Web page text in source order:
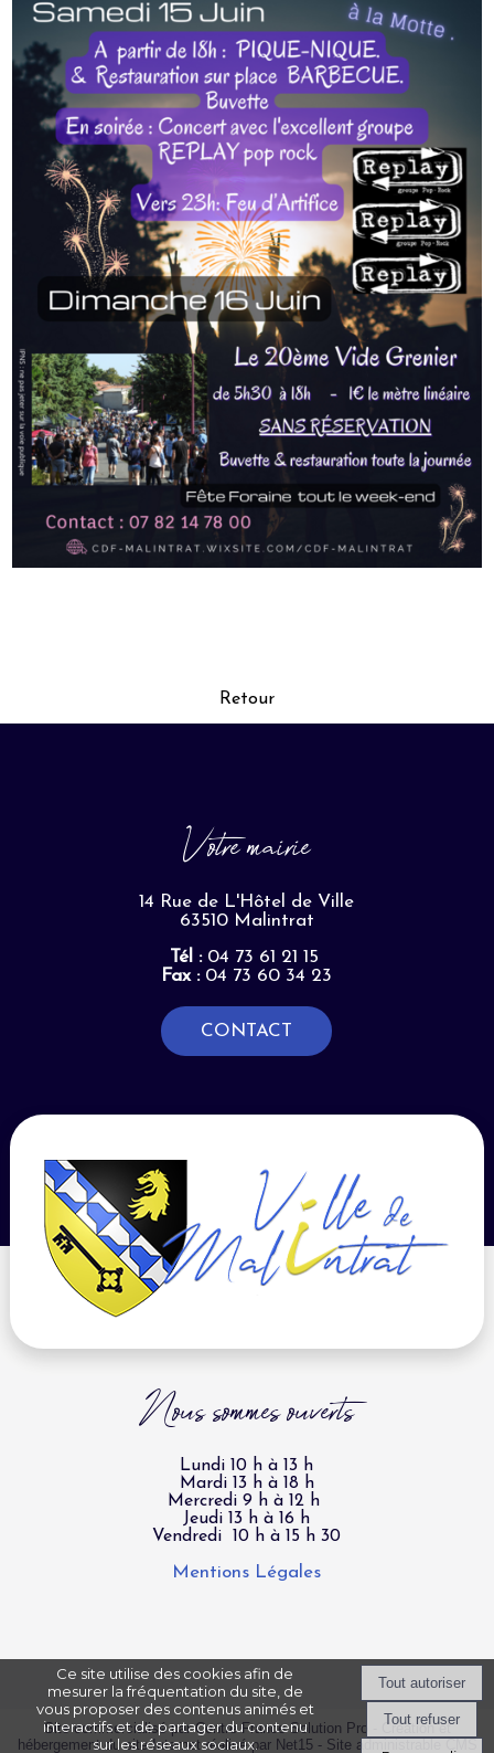
Retour
Votre mairie
14 Rue de L'Hôtel de Ville
63510 Malintrat
Tél :04 73 61 21 15
Fax :04 73 60 34 23
CONTACT
Nous sommes ouverts
Lundi 10 h à 13 h
Mardi 13 h à 18 h
Mercredi 9 h à 12 h
Jeudi 13 h à 16 h
Vendredi 10 h à 15 h 30
Mentions Légales
Site commercialisé par Centre France Solution Pro
Création et
hébergement du site Internet réalisé par Net15- Site administrable CMS
Ce site utilise des cookies afin de
mesurer la fréquentation du site, de
vous proposer des contenus animés et
interactifs et de partager du contenu
sur les réseaux sociaux.